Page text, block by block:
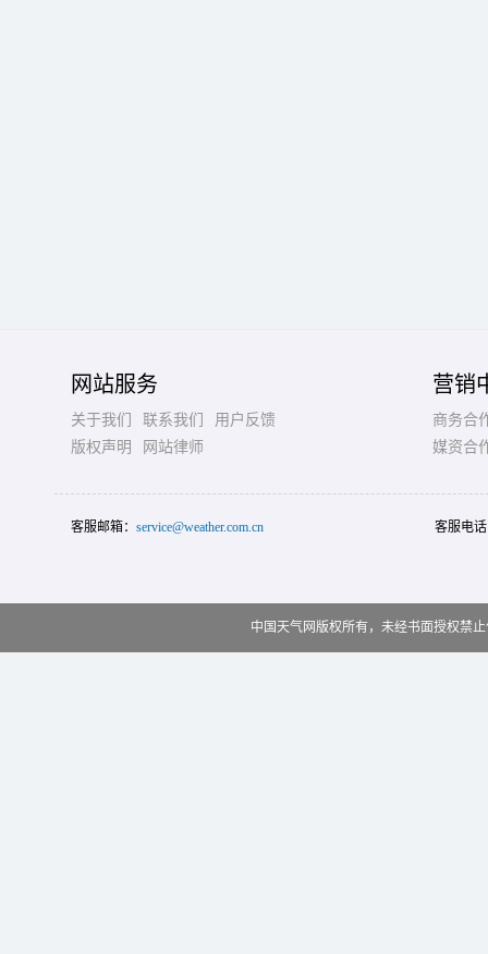
网站服务
关于我们 联系我们
用户反馈
版权声明
网站律师
营销
商务合
媒资合
客服邮箱： service@weather.com.cn 客服电
中国天气网版权所有，未经书面授权